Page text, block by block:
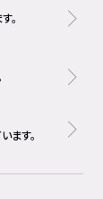
。
ます。